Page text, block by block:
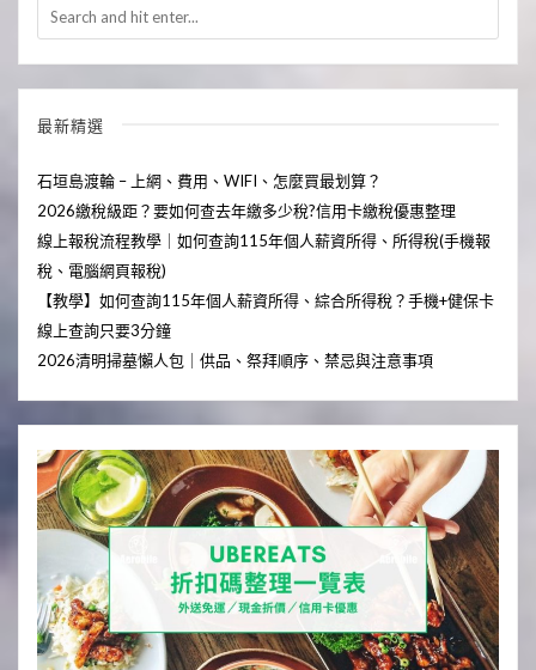
最新精選
石垣島渡輪 – 上網、費用、WIFI、怎麼買最划算？
2026繳稅級距？要如何查去年繳多少稅?信用卡繳稅優惠整理
線上報稅流程教學｜如何查詢115年個人薪資所得、所得稅(手機報
稅、電腦網頁報稅)
【教學】如何查詢115年個人薪資所得、綜合所得稅？手機+健保卡
線上查詢只要3分鐘
2026清明掃墓懶人包｜供品、祭拜順序、禁忌與注意事項